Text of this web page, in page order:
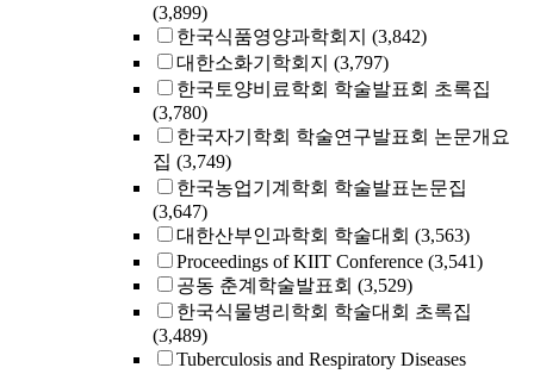
(3,899)
한국식품영양과학회지 (3,842)
대한소화기학회지 (3,797)
한국토양비료학회 학술발표회 초록집
(3,780)
한국자기학회 학술연구발표회 논문개요
집 (3,749)
한국농업기계학회 학술발표논문집
(3,647)
대한산부인과학회 학술대회 (3,563)
Proceedings of KIIT Conference (3,541)
공동 춘계학술발표회 (3,529)
한국식물병리학회 학술대회 초록집
(3,489)
Tuberculosis and Respiratory Diseases